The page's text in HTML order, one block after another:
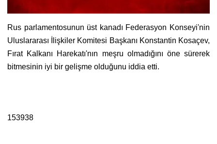
Rus parlamentosunun üst kanadı Federasyon Konseyi'nin
Uluslararası İlişkiler Komitesi Başkanı Konstantin Kosaçev,
Fırat Kalkanı Harekatı'nın meşru olmadığını öne sürerek
bitmesinin iyi bir gelişme olduğunu iddia etti.
153938